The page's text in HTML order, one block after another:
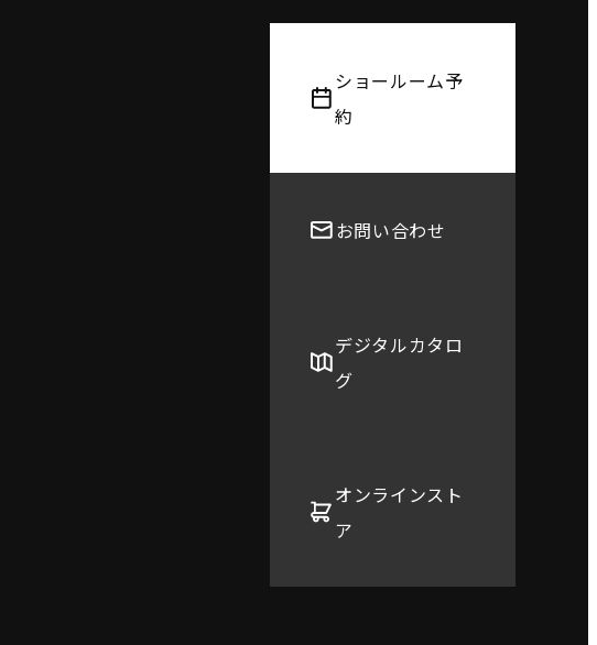
ショールーム予
約
お問い合わせ
デジタルカタロ
グ
オンラインスト
ア